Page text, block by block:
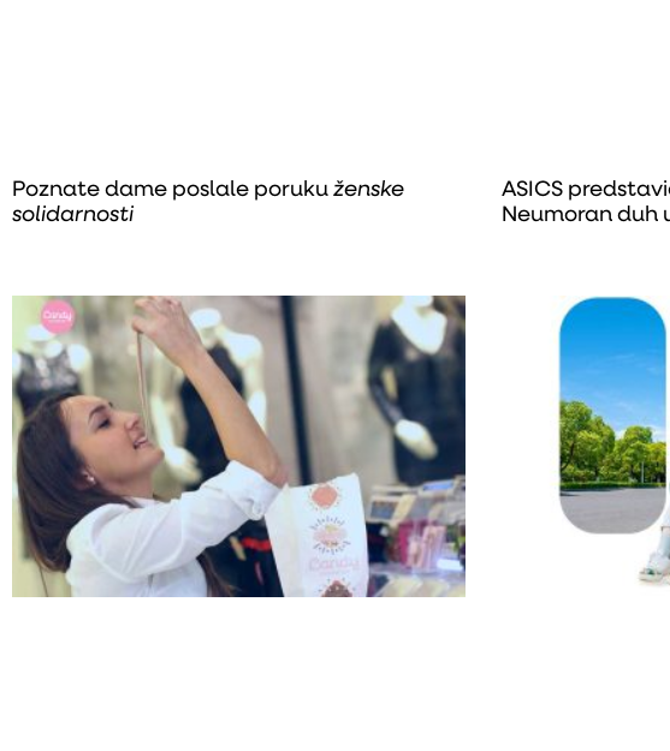
Poznate dame poslale poruku ženske
solidarnosti
ASICS
Neumoran duh